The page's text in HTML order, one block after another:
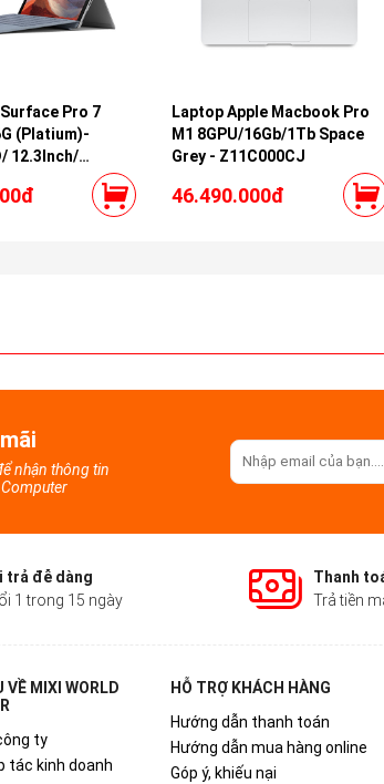
Pro 7
(Platium)-
12.3Inch/
Laptop Apple Macbook Pro
M1 8GPU/16Gb/1Tb Space
Grey - Z11C000CJ
46.490.000đ
nhận thông tin
trả đễ dàng
1 trong 15 ngày
Thanh
Trả tiền
VỀ MIXI WORLD
ty
tác kinh doanh
HỖ TRỢ KHÁCH HÀNG
Hướng dẫn thanh toán
Hướng dẫn mua hàng online
Góp ý, khiếu nại